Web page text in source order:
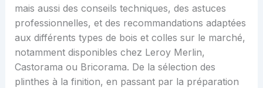
mais aussi des conseils techniques, des astuces
professionnelles, et des recommandations adaptées
aux différents types de bois et colles sur le marché,
notamment disponibles chez Leroy Merlin,
Castorama ou Bricorama. De la sélection des
plinthes à la finition, en passant par la préparation